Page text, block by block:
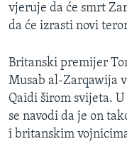
ŽENSKA STRANA
MAGAZIN
O GLASU AMERIKE
Learning English
vjeruje da će smrt
da će izrasti novi
Britanski premijer
Musab al-Zarqawija
Qaidi širom svijeta.
se navodi da je on
i britanskim